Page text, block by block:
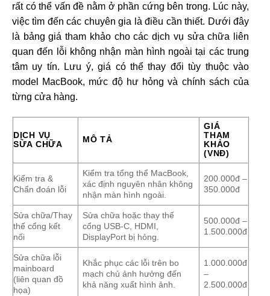
rất có thể vấn đề nằm ở phần cứng bên trong. Lúc này,
việc tìm đến các chuyên gia là điều cần thiết. Dưới đây
là bảng giá tham khảo cho các dịch vụ sửa chữa liên
quan đến lỗi không nhận màn hình ngoài tại các trung
tâm uy tín. Lưu ý, giá có thể thay đổi tùy thuộc vào
model MacBook, mức độ hư hỏng và chính sách của
từng cửa hàng.
DỊCH VỤ
SỬA CHỮA
MÔ TẢ
GIÁ
THAM
KHẢO
(VNĐ)
Kiểm tra &
Chẩn đoán lỗi
Kiểm tra tổng thể MacBook,
xác định nguyên nhân không
nhận màn hình ngoài.
200.000đ –
350.000đ
Sửa chữa/Thay
thế cổng kết
nối
Sửa chữa hoặc thay thế
cổng USB-C, HDMI,
DisplayPort bị hỏng.
500.000đ –
1.500.000đ
Sửa chữa lỗi
mainboard
(liên quan đồ
họa)
Khắc phục các lỗi trên bo
mạch chủ ảnh hưởng đến
khả năng xuất hình ảnh.
1.000.000đ
–
2.500.000đ